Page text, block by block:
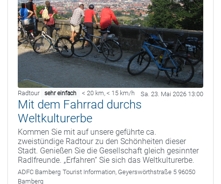
Radtour sehr einfach < 20 km, < 15 km/h Sa. 23. Mai 2026 13:00
Mit dem Fahrrad durchs
Weltkulturerbe
Kommen Sie mit auf unsere geführte ca.
zweistündige Radtour zu den Schönheiten dieser
Stadt. Genießen Sie die Gesellschaft gleich gesinnter
Radlfreunde. „Erfahren“ Sie sich das Weltkulturerbe.
ADFC Bamberg Tourist Information, Geyerswörthstraße 5 96050
Bamberg